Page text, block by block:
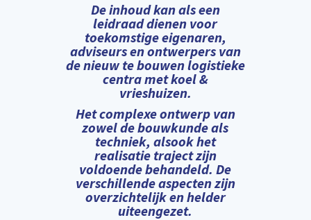
De inhoud kan als een
leidraad dienen voor
toekomstige eigenaren,
adviseurs en ontwerpers van
de nieuw te bouwen logistieke
centra met koel &
vrieshuizen.
Het complexe ontwerp van
zowel de bouwkunde als
techniek, alsook het
realisatie traject zijn
voldoende behandeld. De
verschillende aspecten zijn
overzichtelijk en helder
uiteengezet.